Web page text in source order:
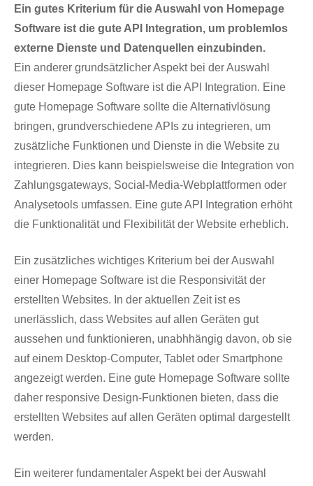
Ein gutes Kriterium für die Auswahl von Homepage
Software ist die gute API Integration, um problemlos
externe Dienste und Datenquellen einzubinden.
Ein anderer grundsätzlicher Aspekt bei der Auswahl
dieser Homepage Software ist die API Integration. Eine
gute Homepage Software sollte die Alternativlösung
bringen, grundverschiedene APIs zu integrieren, um
zusätzliche Funktionen und Dienste in die Website zu
integrieren. Dies kann beispielsweise die Integration von
Zahlungsgateways, Social-Media-Webplattformen oder
Analysetools umfassen. Eine gute API Integration erhöht
die Funktionalität und Flexibilität der Website erheblich.
Ein zusätzliches wichtiges Kriterium bei der Auswahl
einer Homepage Software ist die Responsivität der
erstellten Websites. In der aktuellen Zeit ist es
unerlässlich, dass Websites auf allen Geräten gut
aussehen und funktionieren, unabhhängig davon, ob sie
auf einem Desktop-Computer, Tablet oder Smartphone
angezeigt werden. Eine gute Homepage Software sollte
daher responsive Design-Funktionen bieten, dass die
erstellten Websites auf allen Geräten optimal dargestellt
werden.
Ein weiterer fundamentaler Aspekt bei der Auswahl